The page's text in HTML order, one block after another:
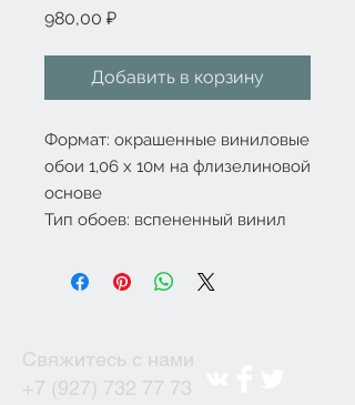
980,00 ₽Цена
Добавить в корзину
Формат: окрашенные виниловые
обои 1,06 x 10м на флизелиновой
основе
Тип обоев: вспененный винил
Свяжитесь с нами
+7 (927) 732 77 73